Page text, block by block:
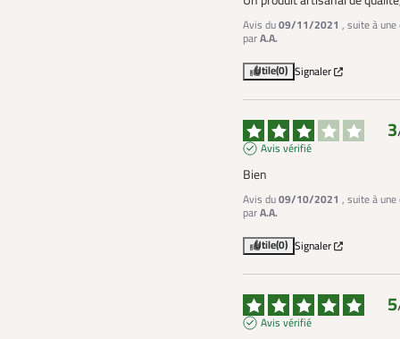
Avis du09/11/2021 , suite à
parA.A.
Utile(0) Signaler
3
Avis vérifié
Bien
Avis du09/10/2021 , suite à
parA.A.
Utile(0) Signaler
5
Avis vérifié